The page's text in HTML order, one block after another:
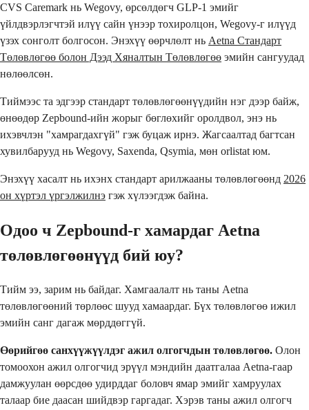
CVS Caremark нь Wegovy, өрсөлдөгч GLP-1 эмийг
үйлдвэрлэгчтэй илүү сайн үнээр тохиролцон, Wegovy-г илүүд
үзэх сонголт болгосон. Энэхүү өөрчлөлт нь Aetna Стандарт
Төлөвлөгөө болон Дээд Хяналтын Төлөвлөгөө эмийн сангуудад
нөлөөлсөн.
Тиймээс та эдгээр стандарт төлөвлөгөөнүүдийн нэг дээр байж,
өнөөдөр Zepbound-ийн жорыг бөглөхийг оролдвол, энэ нь
ихэвчлэн "хамрагдахгүй" гэж буцаж ирнэ. Жагсаалтад багтсан
хувилбарууд нь Wegovy, Saxenda, Qsymia, мөн orlistat юм.
Энэхүү хасалт нь ихэнх стандарт арилжааны төлөвлөгөөнд 2026
он хүртэл үргэлжилнэ гэж хүлээгдэж байна.
Одоо ч Zepbound-г хамардаг Aetna
төлөвлөгөөнүүд бий юу?
Тийм ээ, зарим нь байдаг. Хамгаалалт нь таны Aetna
төлөвлөгөөний төрлөөс шууд хамаардаг. Бүх төлөвлөгөө ижил
эмийн санг дагаж мөрддөггүй.
Өөрийгөө санхүүжүүлдэг ажил олгогчдын төлөвлөгөө. Олон
томоохон ажил олгогчид эрүүл мэндийн даатгалаа Aetna-гаар
дамжуулан өөрсдөө удирддаг боловч ямар эмийг хамруулах
талаар бие даасан шийдвэр гаргадаг. Хэрэв таны ажил олгогч